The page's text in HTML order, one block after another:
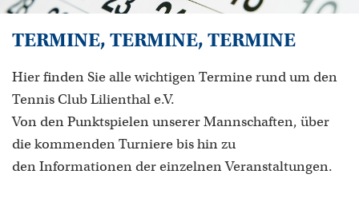
TERMINE, TERMINE, TERMINE
Hier finden Sie alle wichtigen Termine rund um den
Tennis Club Lilienthal e.V.
Von den Punktspielen unserer Mannschaften, über
die kommenden Turniere bis hin zu
den Informationen der einzelnen Veranstaltungen.